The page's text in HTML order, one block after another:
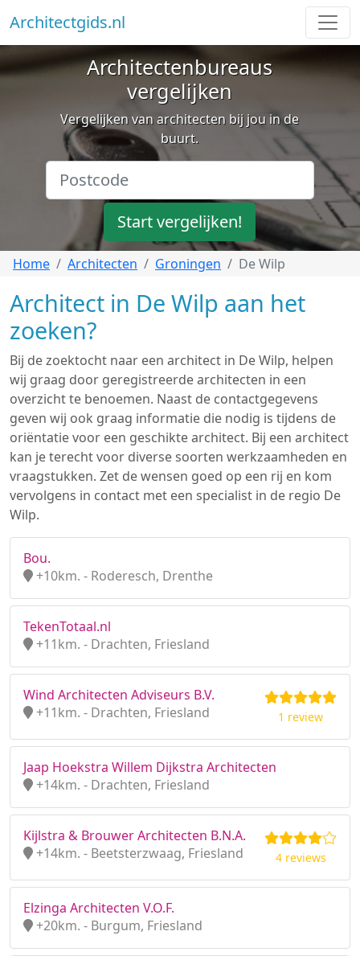
Architectgids.nl
Architectenbureaus
vergelijken
Vergelijken van architecten bij jou in de
buurt.
Start vergelijken!
Home Architecten Groningen De Wilp
Architect in De Wilp aan het
zoeken?
Bij de zoektocht naar een architect in De Wilp, helpen
wij graag door geregistreerde architecten in een
overzicht te benoemen. Naast de contactgegevens
geven wij ook graag informatie die nodig is tijdens de
oriëntatie voor een geschikte architect. Bij een architect
kan je terecht voor diverse soorten werkzaamheden en
vraagstukken. Zet de wensen goed op een rij en kom
vervolgens in contact met een specialist in de regio De
Wilp.
Bou.
+10km. - Roderesch, Drenthe
TekenTotaal.nl
+11km. - Drachten, Friesland
Wind Architecten Adviseurs B.V.
+11km. - Drachten, Friesland
1 review
Jaap Hoekstra Willem Dijkstra Architecten
+14km. - Drachten, Friesland
Kijlstra & Brouwer Architecten B.N.A.
+14km. - Beetsterzwaag, Friesland
4 reviews
Elzinga Architecten V.O.F.
+20km. - Burgum, Friesland